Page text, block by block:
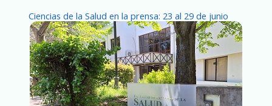
Ciencias de la Salud en la prensa: 23 al 29 de junio